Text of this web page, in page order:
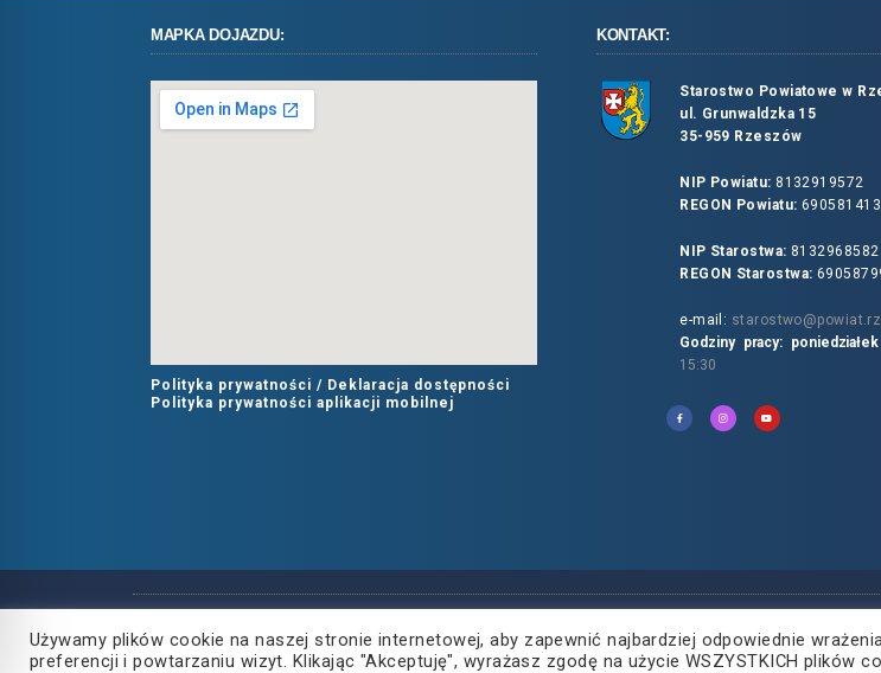
MAPKA DOJAZDU:
Polityka prywatności / Deklaracja dostępności
Polityka prywatności aplikacji mobilnej
KONTAKT:
Starostwo Powiatowe w
ul. Grunwaldzka 15
35-959 Rzeszów
NIP Powiatu: 8132919572
REGON Powiatu: 690581413
NIP Starostwa: 8132968582
REGON Starostwa:
e-mail:
Godziny pracy:
15:30
Copyright2021©
Powiat Rzeszowski
Używamy plików cookie na naszej stronie internetowej, aby zapewnić najbardziej odpowiednie
preferencji i powtarzaniu wizyt. Klikając "Akceptuję", wyrażasz zgodę na użycie WSZYSTKICH plików